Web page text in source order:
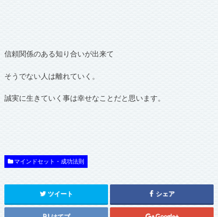
信頼関係のある知り合いが出来て
そうでない人は離れていく。
誠実に生きていく事は幸せなことだと思います。
マインドセット・成功法則
ツイート シェア